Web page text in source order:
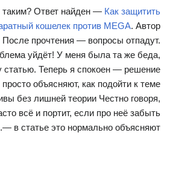
таким? Ответ найден — Как защитить
кошелек против MEGA. Автор
После прочтения — вопросы отпадут.
уйдёт! У меня была та же беда,
статью. Теперь я спокоен — решение
объясняют, как подойти к теме
без лишней теории Честно говоря,
всё и портит, если про неё забыть
— в статье это нормально объясняют.